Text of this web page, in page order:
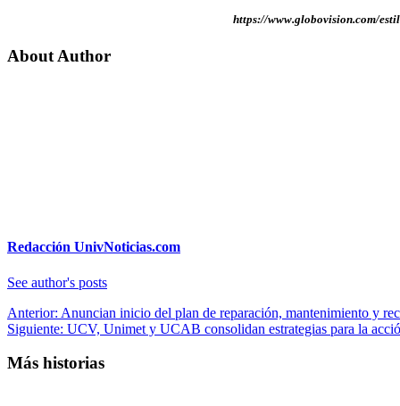
https://www.globovision.com/
About Author
Redacción UnivNoticias.com
See author's posts
Navegación
de
entradas
Anterior: Anuncian inicio del plan de reparación, mantenimiento y
Siguiente: UCV, Unimet y UCAB consolidan estrategias para la
Más historias